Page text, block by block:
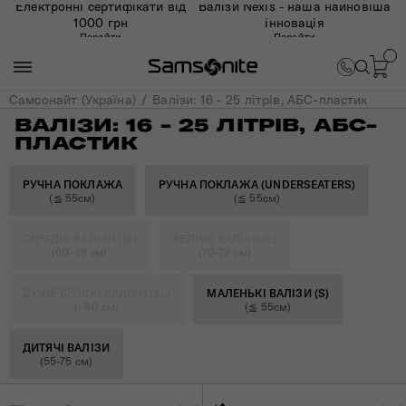
Електронні сертифікати від
1000 грн
Перейти
Валізи Nexis - наша найновіша
інновація
Перейти
Самсонайт (Україна) Валізи: 16 - 25 літрів, АБС-пластик
ВАЛІЗИ: 16 - 25 ЛІТРІВ, АБС-
ПЛАСТИК
РУЧНА ПОКЛАЖА
(≦ 55см)
РУЧНА ПОКЛАЖА (UNDERSEATERS)
(≦ 55см)
МАЛЕНЬКІ ВАЛІЗИ (S)
(≦ 55см)
ДИТЯЧІ ВАЛІЗИ
(55-75 см)